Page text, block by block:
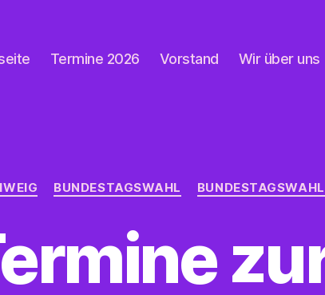
Termine 2026 Vorstand Wir über uns
Kategorien
BUNDESTAGSWAHL